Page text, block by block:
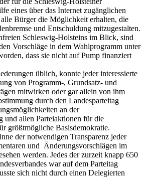
eines über das Internet zugänglichen
Bürger die Möglichkeit erhalten, die
und Entschuldung mitzugestalten.
Schleswig-Holsteins im Blick, sind
Vorschläge in dem Wahlprogramm unter
dass sie nicht auf Pump finanziert
üblich, konnte jeder interessierte
von Programm-, Grundsatz- und
mitwirken oder gar allein von ihm
durch den Landesparteitag
an der
und allen Parteiaktionen für die
größtmögliche Basisdemokratie.
der notwendigen Transparenz jeder
und Änderungsvorschlägen im
werden. Jedes der zurzeit knapp 650
war auf dem Parteitag
sich nicht durch einen Delegierten